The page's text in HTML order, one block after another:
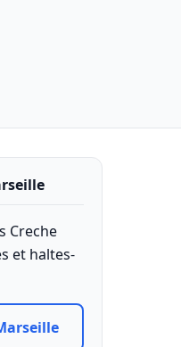
Creche
et haltes-